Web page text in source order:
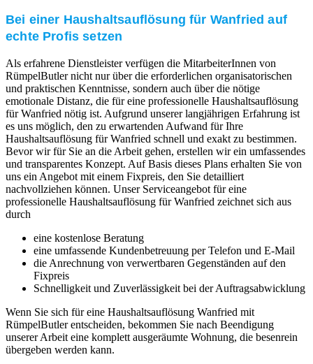
Bei einer Haushaltsauflösung für Wanfried auf
echte Profis setzen
Als erfahrene Dienstleister verfügen die MitarbeiterInnen von
RümpelButler nicht nur über die erforderlichen organisatorischen
und praktischen Kenntnisse, sondern auch über die nötige
emotionale Distanz, die für eine professionelle Haushaltsauflösung
für Wanfried nötig ist. Aufgrund unserer langjährigen Erfahrung ist
es uns möglich, den zu erwartenden Aufwand für Ihre
Haushaltsauflösung für Wanfried schnell und exakt zu bestimmen.
Bevor wir für Sie an die Arbeit gehen, erstellen wir ein umfassendes
und transparentes Konzept. Auf Basis dieses Plans erhalten Sie von
uns ein Angebot mit einem Fixpreis, den Sie detailliert
nachvollziehen können. Unser Serviceangebot für eine
professionelle Haushaltsauflösung für Wanfried zeichnet sich aus
durch
eine kostenlose Beratung
eine umfassende Kundenbetreuung per Telefon und E-Mail
die Anrechnung von verwertbaren Gegenständen auf den
Fixpreis
Schnelligkeit und Zuverlässigkeit bei der Auftragsabwicklung
Wenn Sie sich für eine Haushaltsauflösung Wanfried mit
RümpelButler entscheiden, bekommen Sie nach Beendigung
unserer Arbeit eine komplett ausgeräumte Wohnung, die besenrein
übergeben werden kann.